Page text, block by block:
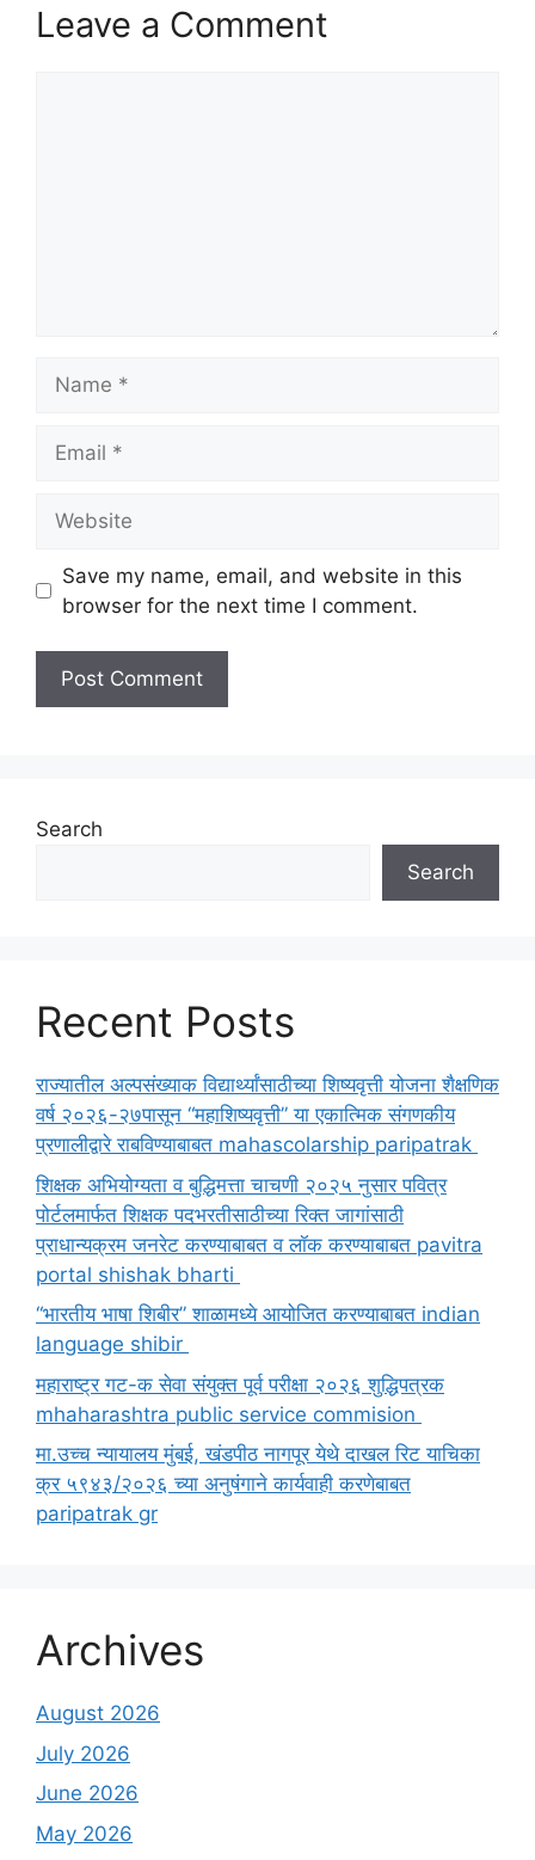
Leave a Comment
Save my name, email, and website in this
browser for the next time I comment.
Search
Search
Recent Posts
राज्यातील अल्पसंख्याक विद्यार्थ्यांसाठीच्या शिष्यवृत्ती योजना शैक्षणिक
वर्ष २०२६-२७पासून “महाशिष्यवृत्ती” या एकात्मिक संगणकीय
प्रणालीद्वारे राबविण्याबाबत mahascolarship paripatrak
शिक्षक अभियोग्यता व बुद्धिमत्ता चाचणी २०२५ नुसार पवित्र
पोर्टलमार्फत शिक्षक पदभरतीसाठीच्या रिक्त जागांसाठी
प्राधान्यक्रम जनरेट करण्याबाबत व लॉक करण्याबाबत pavitra
portal shishak bharti
“भारतीय भाषा शिबीर” शाळामध्ये आयोजित करण्याबाबत indian
language shibir
महाराष्ट्र गट-क सेवा संयुक्त पूर्व परीक्षा २०२६ शुद्धिपत्रक
mhaharashtra public service commision
मा.उच्च न्यायालय मुंबई, खंडपीठ नागपूर येथे दाखल रिट याचिका
क्र ५९४३/२०२६ च्या अनुषंगाने कार्यवाही करणेबाबत
paripatrak gr
Archives
August 2026
July 2026
June 2026
May 2026